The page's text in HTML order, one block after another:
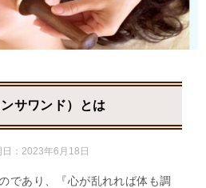
サワンド）とは
： 2023年6月18日
であり、『心が乱れれば体も調